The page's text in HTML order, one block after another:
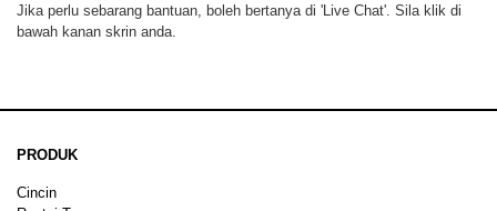
Jika perlu sebarang bantuan, boleh bertanya di 'Live Chat'. Sila klik di
bawah kanan skrin anda.
PRODUK
Cincin